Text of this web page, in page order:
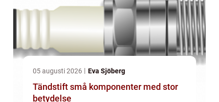
05 augusti 2026 Eva Sjöberg
Tändstift små komponenter med stor
betydelse